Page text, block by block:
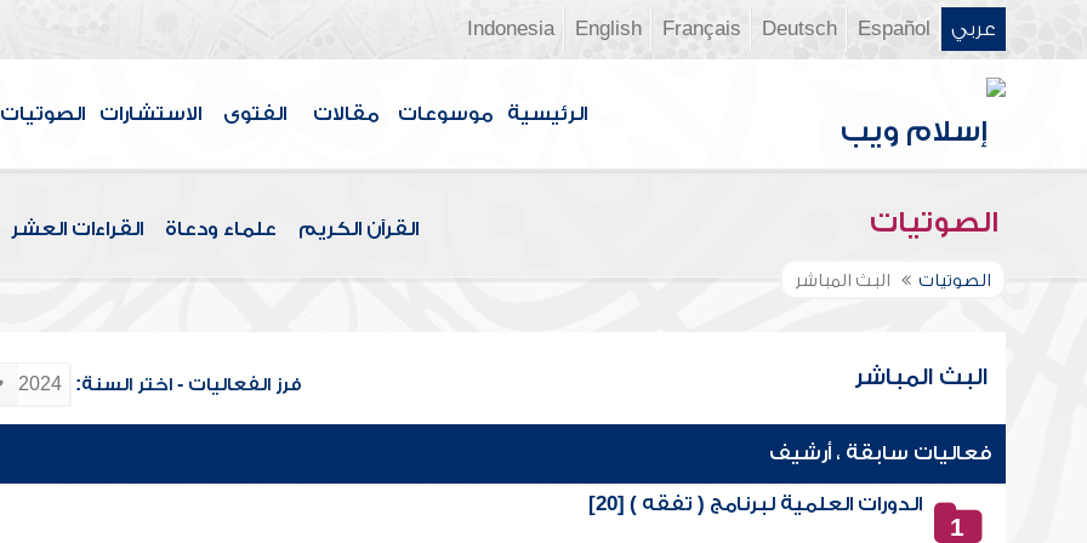
عربي Español
Deutsch
Français
English
Indonesia
الرئيسية موسوعات مقالات الفتوى الاستشارات الصوتيات
الصوتيات القرآن الكريم علماء ودعاة القراءات العشر
الصوتيات البث المباشر
البث المباشر فرز الفعاليات - اختر السنة:
فعاليات سابقة ، أرشيف
1
الدورات العلمية لبرنامج ( تفقه ) [20]